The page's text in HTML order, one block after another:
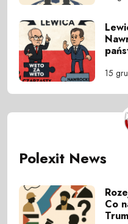
15
Polexit News
Co